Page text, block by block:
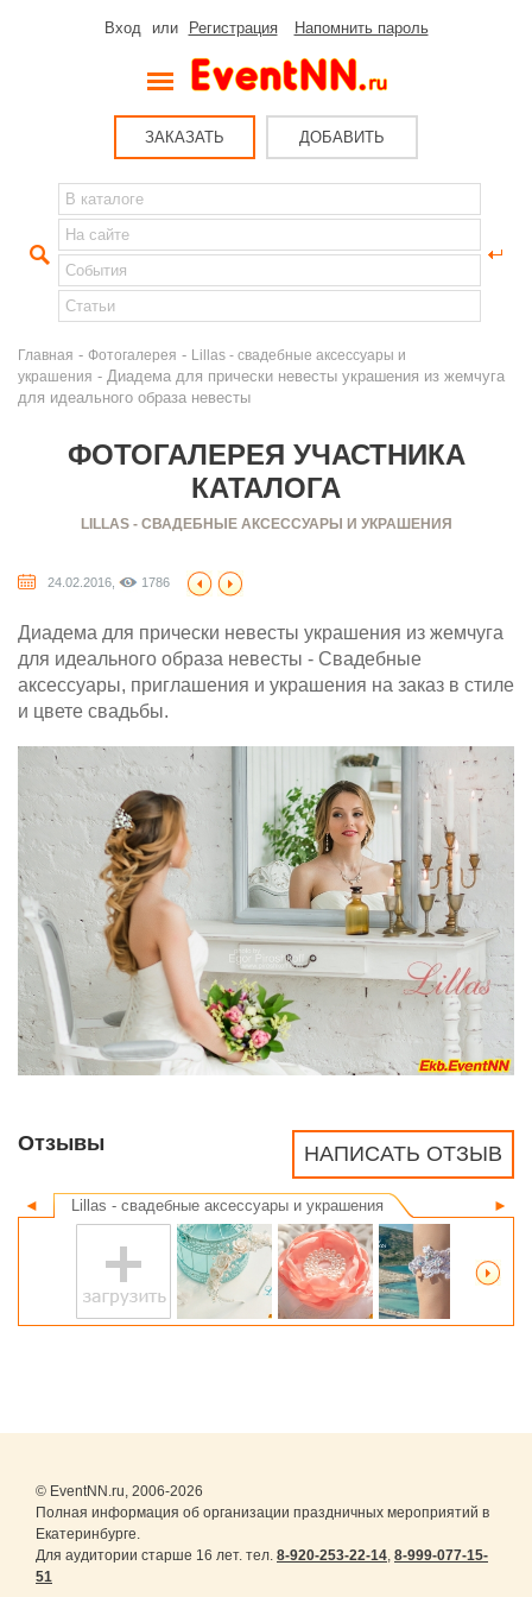
Вход или Регистрация Напомнить пароль
ЗАКАЗАТЬ ДОБАВИТЬ
Главная - Фотогалерея - Lillas - свадебные аксессуары и
украшения - Диадема для прически невесты украшения из жемчуга
для идеального образа невесты
ФОТОГАЛЕРЕЯ УЧАСТНИКА
КАТАЛОГА
LILLAS - СВАДЕБНЫЕ АКСЕССУАРЫ И УКРАШЕНИЯ
24.02.2016, 1786
Диадема для прически невесты украшения из жемчуга
для идеального образа невесты - Свадебные
аксессуары, приглашения и украшения на заказ в стиле
и цвете свадьбы.
НАПИСАТЬ ОТЗЫВ
Отзывы
◄ ►
Lillas - свадебные аксессуары и украшения
© EventNN.ru, 2006-2026
Полная информация об организации праздничных мероприятий в
Екатеринбурге.
Для аудитории старше 16 лет. тел. 8-920-253-22-14, 8-999-077-15-
51